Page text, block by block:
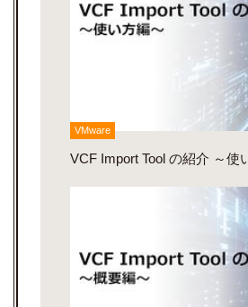
VMware
VCF Import Tool の紹介 ～使